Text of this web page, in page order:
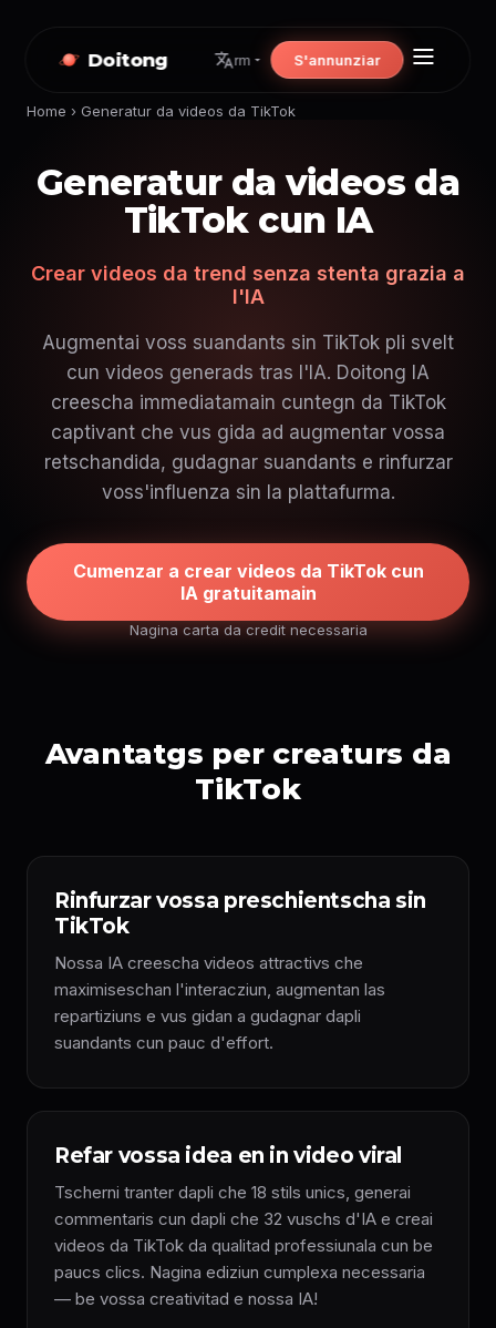
Doitong rm S'annunziar
Home › Generatur da videos da TikTok
Generatur da videos da
TikTok cun IA
Crear videos da trend senza stenta grazia a
l'IA
Augmentai voss suandants sin TikTok pli svelt
cun videos generads tras l'IA. Doitong IA
creescha immediatamain cuntegn da TikTok
captivant che vus gida ad augmentar vossa
retschandida, gudagnar suandants e rinfurzar
voss'influenza sin la plattafurma.
Cumenzar a crear videos da TikTok cun
IA gratuitamain
Nagina carta da credit necessaria
Avantatgs per creaturs da
TikTok
Rinfurzar vossa preschientscha sin
TikTok
Nossa IA creescha videos attractivs che
maximiseschan l'interacziun, augmentan las
repartiziuns e vus gidan a gudagnar dapli
suandants cun pauc d'effort.
Refar vossa idea en in video viral
Tscherni tranter dapli che 18 stils unics, generai
commentaris cun dapli che 32 vuschs d'IA e creai
videos da TikTok da qualitad professiunala cun be
paucs clics. Nagina ediziun cumplexa necessaria
— be vossa creativitad e nossa IA!